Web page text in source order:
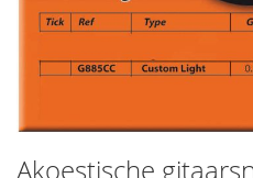
Akoestische
to